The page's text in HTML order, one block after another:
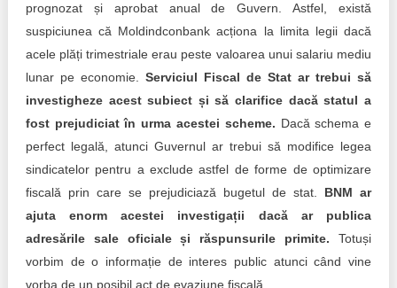
prognozat și aprobat anual de Guvern. Astfel, există
suspiciunea că Moldindconbank acționa la limita legii dacă
acele plăți trimestriale erau peste valoarea unui salariu mediu
lunar pe economie. Serviciul Fiscal de Stat ar trebui să
investigheze acest subiect și să clarifice dacă statul a
fost prejudiciat în urma acestei scheme. Dacă schema e
perfect legală, atunci Guvernul ar trebui să modifice legea
sindicatelor pentru a exclude astfel de forme de optimizare
fiscală prin care se prejudiciază bugetul de stat. BNM ar
ajuta enorm acestei investigații dacă ar publica
adresările sale oficiale și răspunsurile primite.Totuși
vorbim de o informație de interes public atunci când vine
vorba de un posibil act de evaziune fiscală.